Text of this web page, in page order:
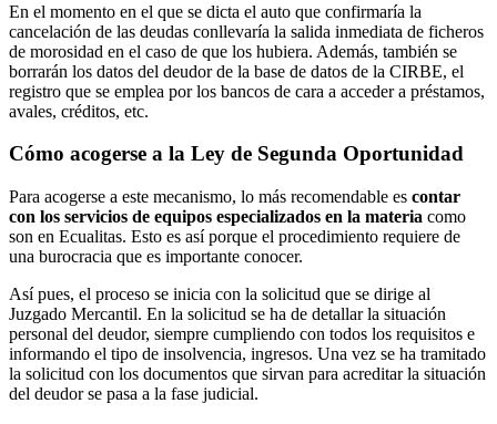
En el momento en el que se dicta el auto que confirmaría la
cancelación de las deudas conllevaría la salida inmediata de ficheros
de morosidad en el caso de que los hubiera. Además, también se
borrarán los datos del deudor de la base de datos de la CIRBE, el
registro que se emplea por los bancos de cara a acceder a préstamos,
avales, créditos, etc.
Cómo acogerse a la Ley de Segunda Oportunidad
Para acogerse a este mecanismo, lo más recomendable es contar
con los servicios de equipos especializados en la materia como
son en Ecualitas. Esto es así porque el procedimiento requiere de
una burocracia que es importante conocer.
Así pues, el proceso se inicia con la solicitud que se dirige al
Juzgado Mercantil. En la solicitud se ha de detallar la situación
personal del deudor, siempre cumpliendo con todos los requisitos e
informando el tipo de insolvencia, ingresos. Una vez se ha tramitado
la solicitud con los documentos que sirvan para acreditar la situación
del deudor se pasa a la fase judicial.